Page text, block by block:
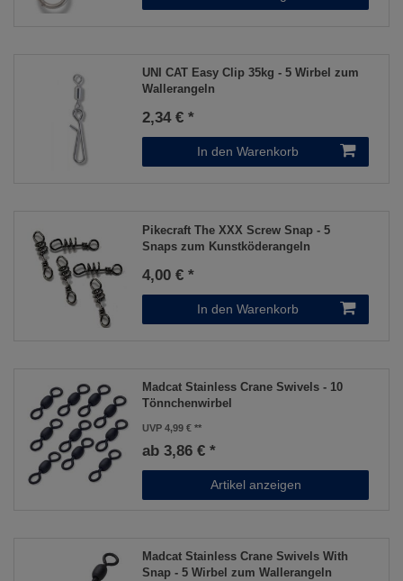
UNI CAT Easy Clip 35kg - 5 Wirbel zum
Wallerangeln
2,34 € *
In den Warenkorb
Pikecraft The XXX Screw Snap - 5
Snaps zum Kunstköderangeln
4,00 € *
In den Warenkorb
Madcat Stainless Crane Swivels - 10
Tönnchenwirbel
UVP 4,99 €
ab 3,86 € *
Artikel anzeigen
Madcat Stainless Crane Swivels With
Snap - 5 Wirbel zum Wallerangeln